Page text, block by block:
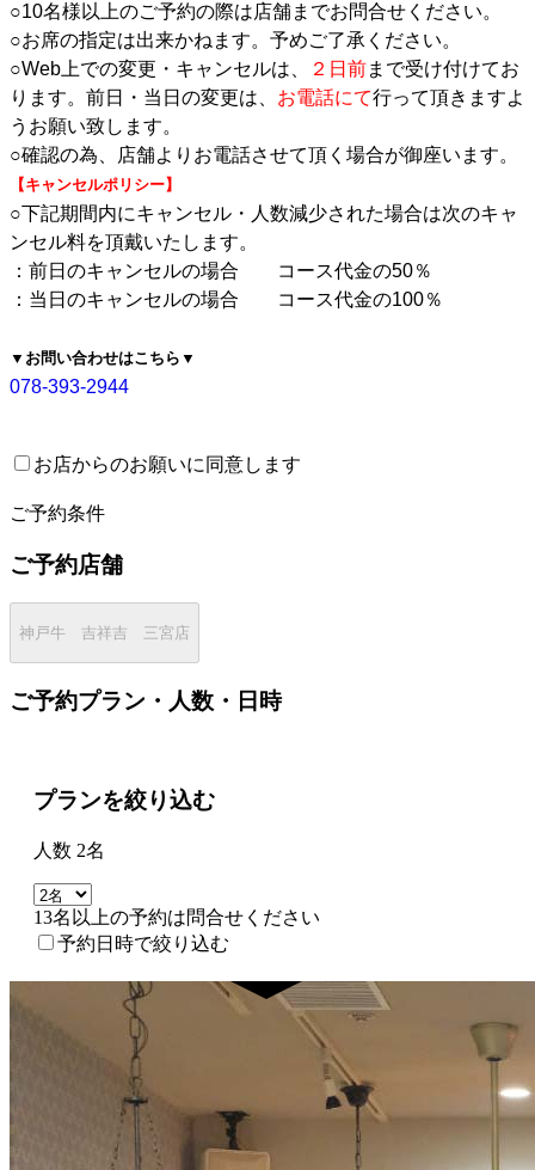
○10名様以上のご予約の際は店舗までお問合せください。
○お席の指定は出来かねます。予めご了承ください。
○Web上での変更・キャンセルは、
２日前まで受け付けてお
ります。前日・当日の変更は、 お電話にて行って頂きますよ
うお願い致します。
○確認の為、店舗よりお電話させて頂く場合が御座います。
【キャンセルポリシー】
○下記期間内にキャンセル・人数減少された場合は次のキャ
ンセル料を頂戴いたします。
：前日のキャンセルの場合 コース代金の50％
：当日のキャンセルの場合 コース代金の100％
▼お問い合わせはこちら▼
078-393-2944
お店からのお願いに同意します
ご予約条件
ご予約店舗
神戸牛 吉祥吉 三宮店
ご予約プラン・人数・日時
プランを絞り込む
人数 2名
13名以上の予約は問合せください
予約日時で絞り込む